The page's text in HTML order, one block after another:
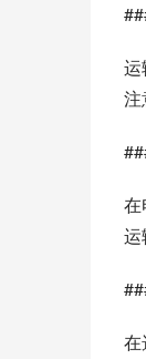
运
注
在
运
在